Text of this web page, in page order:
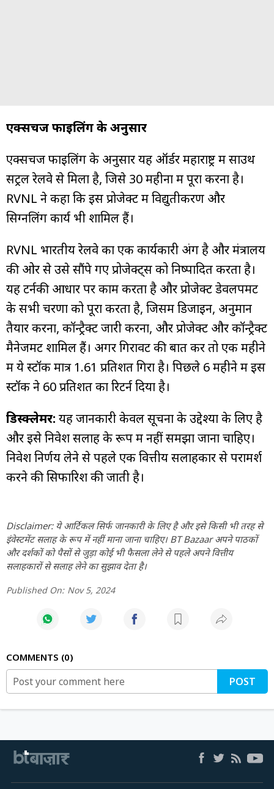
एक्सचेंज फाइलिंग के अनुसार
एक्सचेंज फाइलिंग के अनुसार यह ऑर्डर महाराष्ट्र में साउथ
सेंट्रल रेलवे से मिला है, जिसे 30 महीनों में पूरा करना है।
RVNL ने कहा कि इस प्रोजेक्ट में विद्युतीकरण और
सिग्नलिंग कार्य भी शामिल हैं।
RVNL भारतीय रेलवे का एक कार्यकारी अंग है और मंत्रालय
की ओर से उसे सौंपे गए प्रोजेक्ट्स को निष्पादित करता है।
यह टर्नकी आधार पर काम करता है और प्रोजेक्ट डेवलपमेंट
के सभी चरणों को पूरा करता है, जिसमें डिजाइन, अनुमान
तैयार करना, कॉन्ट्रैक्ट जारी करना, और प्रोजेक्ट और कॉन्ट्रैक्ट
मैनेजमेंट शामिल हैं। अगर गिरावट की बात करें तो एक महीने
में ये स्टॉक मात्र 1.61 प्रतिशत गिरा है। पिछले 6 महीने में इस
स्टॉक ने 60 प्रतिशत का रिटर्न दिया है।
डिस्क्लेमर: यह जानकारी केवल सूचना के उद्देश्यों के लिए है
और इसे निवेश सलाह के रूप में नहीं समझा जाना चाहिए।
निवेश निर्णय लेने से पहले एक वित्तीय सलाहकार से परामर्श
करने की सिफारिश की जाती है।
Disclaimer: ये आर्टिकल सिर्फ जानकारी के लिए है और इसे किसी भी तरह से
इंवेस्टमेंट सलाह के रूप में नहीं माना जाना चाहिए। BT Bazaar अपने पाठकों
और दर्शकों को पैसों से जुड़ा कोई भी फैसला लेने से पहले अपने वित्तीय
सलाहकारों से सलाह लेने का सुझाव देता है।
Published On: Nov 5, 2024
COMMENTS 0
POST